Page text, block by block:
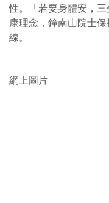
性。「若要身體安，
康理念，鐘南山院士
線。
網上圖片